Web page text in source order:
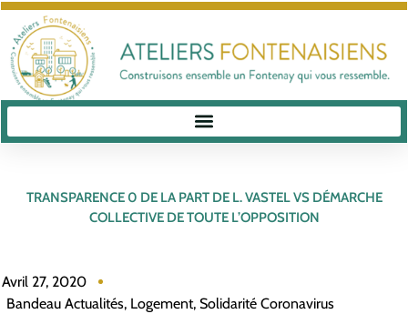
TRANSPARENCE 0 DE LA PART DE L. VASTEL VS DÉMARCHE
COLLECTIVE DE TOUTE L’OPPOSITION
Avril 27, 2020
Bandeau Actualités, Logement, Solidarité Coronavirus